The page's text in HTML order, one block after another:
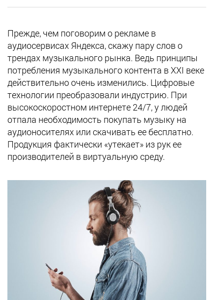
Прежде, чем поговорим о рекламе в
аудиосервисах Яндекса, скажу пару слов о
трендах музыкального рынка. Ведь принципы
потребления музыкального контента в ХХI веке
действительно очень изменились. Цифровые
технологии преобразовали индустрию. При
высокоскоростном интернете 24/7, у людей
отпала необходимость покупать музыку на
аудионосителях или скачивать ее бесплатно.
Продукция фактически «утекает» из рук ее
производителей в виртуальную среду.